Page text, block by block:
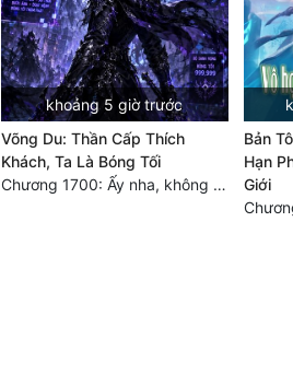
khoảng 5 giờ trước
Võng Du: Thần Cấp Thích
Khách, Ta Là Bóng Tối
Chương 1700: Ấy nha, không có chuyện gì!
Bản
Hạn
Giới